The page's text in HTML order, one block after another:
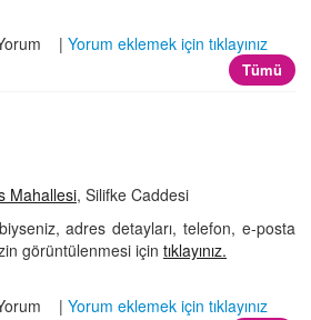
| Yorum eklemek için tıklayınız
Tümü
Mahallesi, Silifke Caddesi
adres detayları, telefon, e-posta
görüntülenmesi için tıklayınız.
| Yorum eklemek için tıklayınız